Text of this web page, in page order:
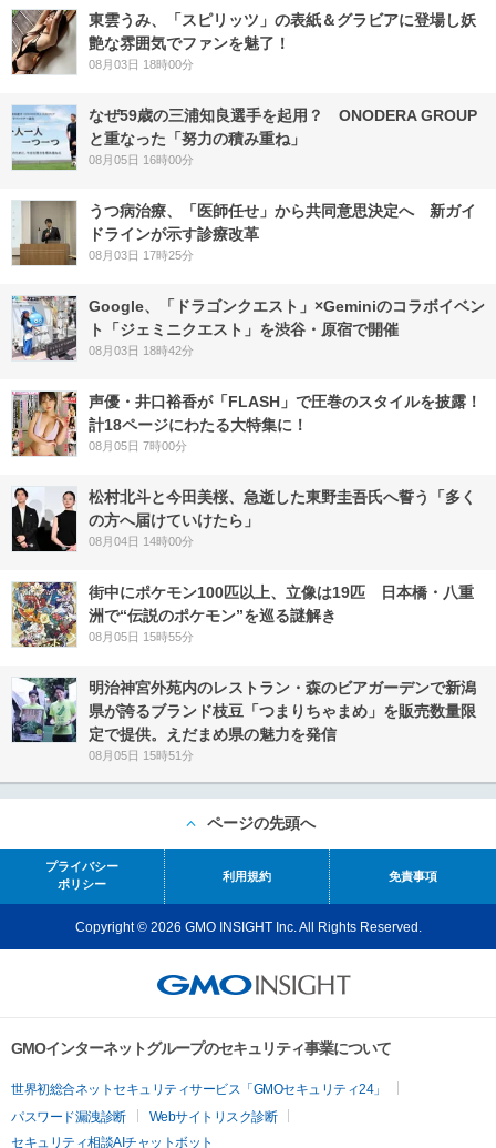
東雲うみ、「スピリッツ」の表紙＆グラビアに登場し妖
艶な雰囲気でファンを魅了！
08月03日 18時00分
なぜ59歳の三浦知良選手を起用？ ONODERA GROUP
と重なった「努力の積み重ね」
08月05日 16時00分
うつ病治療、「医師任せ」から共同意思決定へ 新ガイ
ドラインが示す診療改革
08月03日 17時25分
Google、「ドラゴンクエスト」×Geminiのコラボイベン
ト「ジェミニクエスト」を渋谷・原宿で開催
08月03日 18時42分
声優・井口裕香が「FLASH」で圧巻のスタイルを披露！
計18ページにわたる大特集に！
08月05日 7時00分
松村北斗と今田美桜、急逝した東野圭吾氏へ誓う「多く
の方へ届けていけたら」
08月04日 14時00分
街中にポケモン100匹以上、立像は19匹 日本橋・八重
洲で“伝説のポケモン”を巡る謎解き
08月05日 15時55分
明治神宮外苑内のレストラン・森のビアガーデンで新潟
県が誇るブランド枝豆「つまりちゃまめ」を販売数量限
定で提供。えだまめ県の魅力を発信
08月05日 15時51分
ページの先頭へ
プライバシー
ポリシー
利用規約 免責事項
Copyright © 2026 GMO INSIGHT Inc. All Rights Reserved.
GMOインターネットグループのセキュリティ事業について
世界初総合ネットセキュリティサービス「GMOセキュリティ24」
パスワード漏洩診断
Webサイトリスク診断
セキュリティ相談AIチャットボット